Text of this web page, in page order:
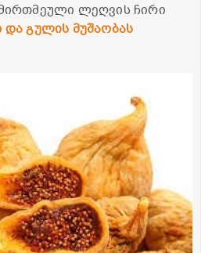
ლეღვის ჩირი
გულის მუშაობას